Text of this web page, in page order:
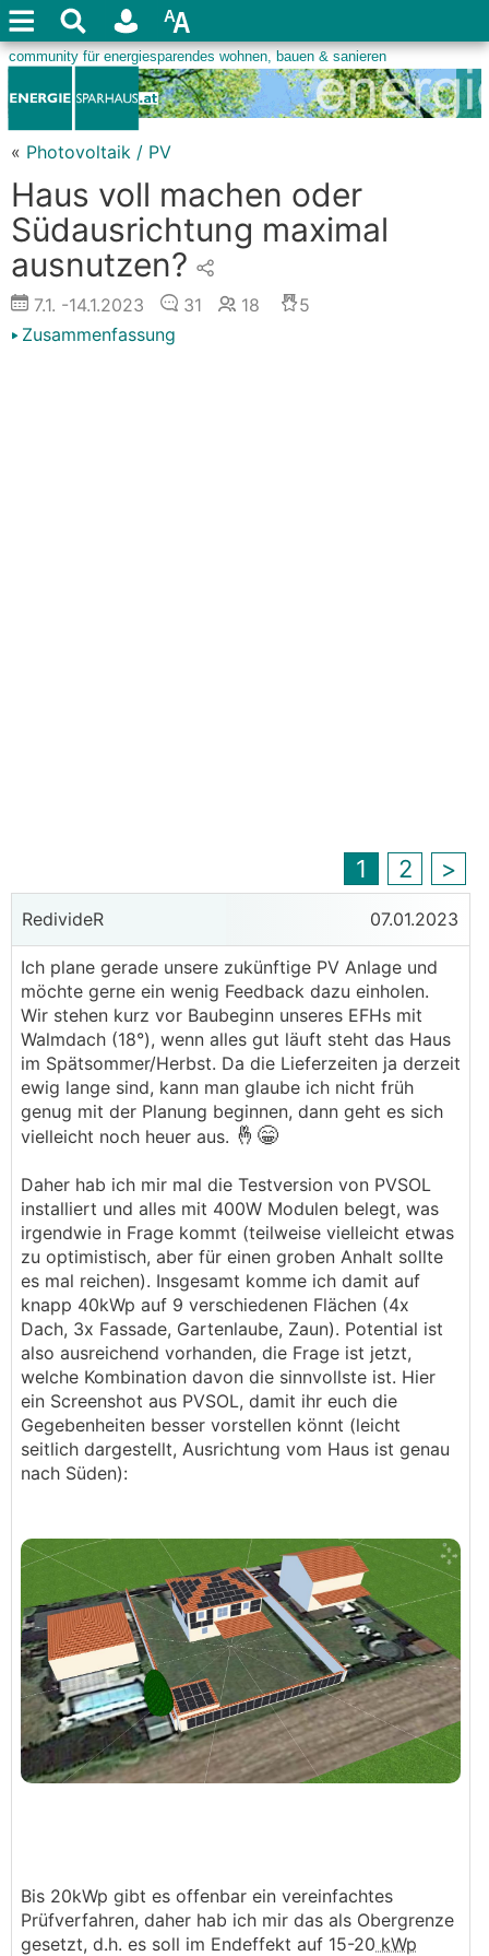
« Photovoltaik / PV
Haus voll machen oder
Südausrichtung maximal
ausnutzen?
7.1. -14.1.2023 31 18
5
Zusammenfassung
1 2 >
RedivideR 07.01.2023
Ich plane gerade unsere zukünftige PV Anlage und
möchte gerne ein wenig Feedback dazu einholen.
Wir stehen kurz vor Baubeginn unseres EFHs mit
Walmdach (18°), wenn alles gut läuft steht das Haus
im Spätsommer/Herbst. Da die Lieferzeiten ja derzeit
ewig lange sind, kann man glaube ich nicht früh
genug mit der Planung beginnen, dann geht es sich
vielleicht noch heuer aus. 🤞😁
Daher hab ich mir mal die Testversion von PVSOL
installiert und alles mit 400W Modulen belegt, was
irgendwie in Frage kommt (teilweise vielleicht etwas
zu optimistisch, aber für einen groben Anhalt sollte
es mal reichen). Insgesamt komme ich damit auf
knapp 40kWp auf 9 verschiedenen Flächen (4x
Dach, 3x Fassade, Gartenlaube, Zaun). Potential ist
also ausreichend vorhanden, die Frage ist jetzt,
welche Kombination davon die sinnvollste ist. Hier
ein Screenshot aus PVSOL, damit ihr euch die
Gegebenheiten besser vorstellen könnt (leicht
seitlich dargestellt, Ausrichtung vom Haus ist genau
nach Süden):
Bis 20kWp gibt es offenbar ein vereinfachtes
Prüfverfahren, daher hab ich mir das als Obergrenze
gesetzt, d.h. es soll im Endeffekt auf 15-20 kWp